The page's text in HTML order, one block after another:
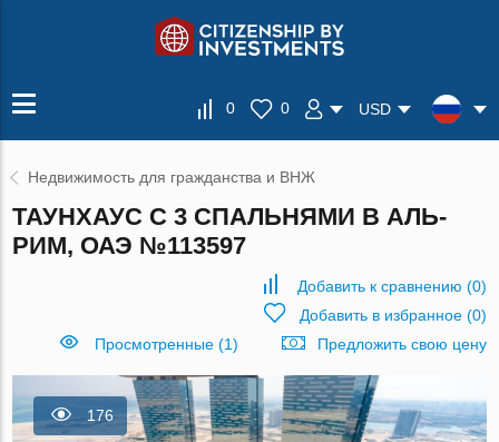
0 0 USD
Недвижимость для гражданства и ВНЖ
ТАУНХАУС С 3 СПАЛЬНЯМИ В АЛЬ-
РИМ, ОАЭ №113597
Добавить к сравнению (0)
Добавить в избранное(0)
Просмотренные (1)
Предложить свою цену
176